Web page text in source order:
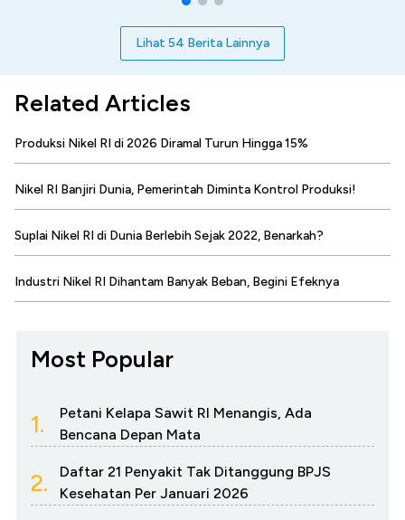
Lihat 54 Berita Lainnya
Related Articles
Produksi Nikel RI di 2026 Diramal Turun Hingga 15%
Nikel RI Banjiri Dunia, Pemerintah Diminta Kontrol Produksi!
Suplai Nikel RI di Dunia Berlebih Sejak 2022, Benarkah?
Industri Nikel RI Dihantam Banyak Beban, Begini Efeknya
Most Popular
1.
Petani Kelapa Sawit RI Menangis, Ada
Bencana Depan Mata
2.
Daftar 21 Penyakit Tak Ditanggung BPJS
Kesehatan Per Januari 2026